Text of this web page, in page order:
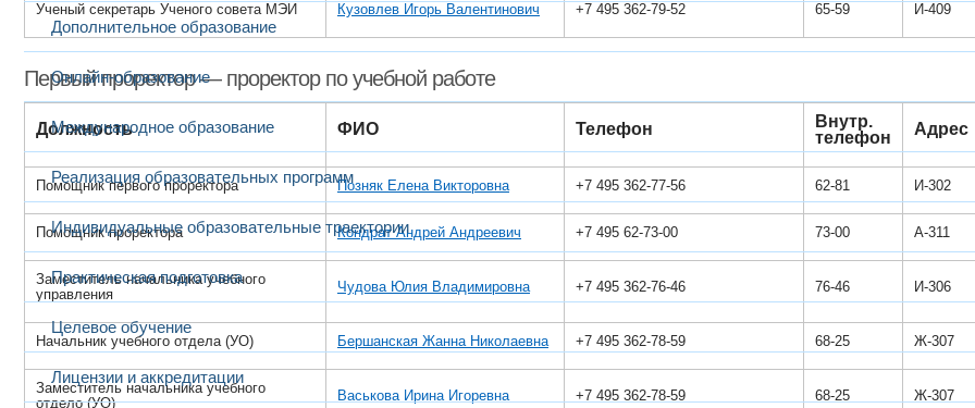
Дополнительное образование
Онлайн-образование
Международное образование
Реализация образовательных программ
Индивидуальные образовательные траектории
Практическая подготовка
Целевое обучение
Лицензии и аккредитации
Ученый секретарь Ученого совета МЭИ Кузовлев Игорь Валентинович +7 495 362-79-52 65-59 И-409
Первый проректор — проректор по учебной работе
Должность ФИО Телефон
Внутр.
телефон
Адрес
Помощник первого проректора Позняк Елена Викторовна +7 495 362-77-56 62-81 И-302
Помощник проректора Кондрат Андрей Андреевич +7 495 62-73-00 73-00 А-311
Заместитель начальника учебного
управления
Чудова Юлия Владимировна +7 495 362-76-46 76-46 И-306
Начальник учебного отдела (УО) Бершанская Жанна Николаевна +7 495 362-78-59 68-25 Ж-307
Заместитель начальника учебного
отдело (УО)
Васькова Ирина Игоревна +7 495 362-78-59 68-25 Ж-307